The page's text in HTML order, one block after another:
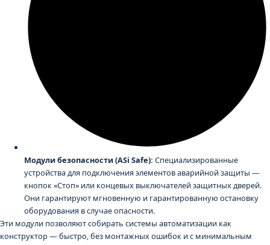
Модули безопасности (ASi Safe): Специализированные
устройства для подключения элементов аварийной защиты —
кнопок «Стоп» или концевых выключателей защитных дверей.
Они гарантируют мгновенную и гарантированную остановку
оборудования в случае опасности.
Эти модули позволяют собирать системы автоматизации как
конструктор — быстро, без монтажных ошибок и с минимальным